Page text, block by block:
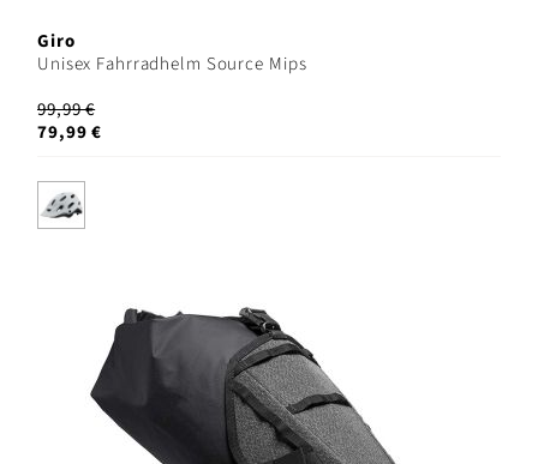
Giro
Unisex Fahrradhelm Source Mips
99,99 €
79,99 €